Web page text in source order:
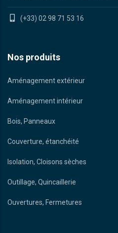
(+33) 02 98 71 53 16
Nos produits
Aménagement extérieur
Aménagement intérieur
Bois, Panneaux
Couverture, étanchéité
Isolation, Cloisons sèches
Outillage, Quincaillerie
Ouvertures, Fermetures